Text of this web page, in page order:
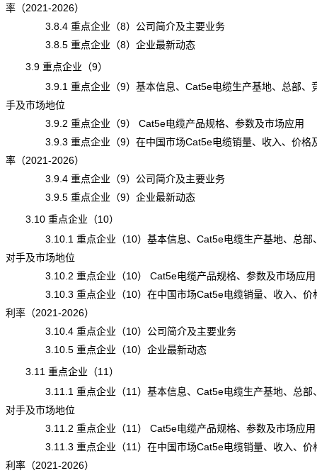
率（2021-2026）
3.8.4 重点企业（8）公司简介及主要业务
3.8.5 重点企业（8）企业最新动态
3.9 重点企业（9）
3.9.1 重点企业（9）基本信息、Cat5e电缆生产基地、总部、
手及市场地位
3.9.2 重点企业（9） Cat5e电缆产品规格、参数及市场应用
3.9.3 重点企业（9）在中国市场Cat5e电缆销量、收入、价格
率（2021-2026）
3.9.4 重点企业（9）公司简介及主要业务
3.9.5 重点企业（9）企业最新动态
3.10 重点企业（10）
3.10.1 重点企业（10）基本信息、Cat5e电缆生产基地、总部
对手及市场地位
3.10.2 重点企业（10） Cat5e电缆产品规格、参数及市场应用
3.10.3 重点企业（10）在中国市场Cat5e电缆销量、收入、价
利率（2021-2026）
3.10.4 重点企业（10）公司简介及主要业务
3.10.5 重点企业（10）企业最新动态
3.11 重点企业（11）
3.11.1 重点企业（11）基本信息、Cat5e电缆生产基地、总部
对手及市场地位
3.11.2 重点企业（11） Cat5e电缆产品规格、参数及市场应用
3.11.3 重点企业（11）在中国市场Cat5e电缆销量、收入、价
利率（2021-2026）